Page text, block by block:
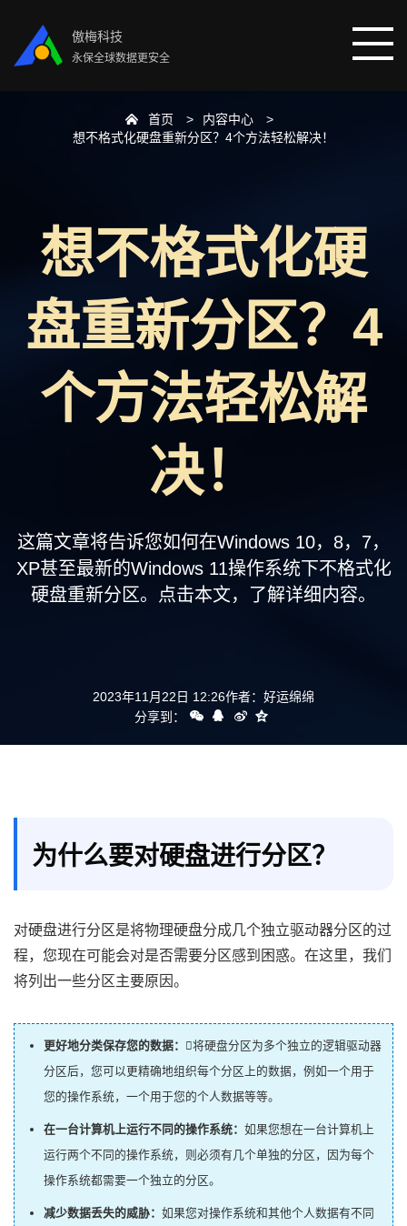
傲梅科技
永保全球数据更安全
数据恢复
数据备份
首页
内容中心
想不格式化硬盘重新分区？4个方法轻松解决！
想不格式化硬
盘重新分区？4
个方法轻松解
决！
这篇文章将告诉您如何在Windows 10，8，7，
XP甚至最新的Windows 11操作系统下不格式化
硬盘重新分区。点击本文，了解详细内容。
2023年11月22日 12:26作者： 好运绵绵
分享到：
为什么要对硬盘进行分区？
对硬盘进行分区是将物理硬盘分成几个独立驱动器分区的过
程，您现在可能会对是否需要分区感到困惑。在这里，我们
将列出一些分区主要原因。
更好地分类保存您的数据： 将硬盘分区为多个独立的逻辑驱动器
分区后，您可以更精确地组织每个分区上的数据，例如一个用于
您的操作系统，一个用于您的个人数据等等。
在一台计算机上运行不同的操作系统： 如果您想在一台计算机上
运行两个不同的操作系统，则必须有几个单独的分区，因为每个
操作系统都需要一个独立的分区。
减少数据丢失的威胁： 如果您对操作系统和其他个人数据有不同